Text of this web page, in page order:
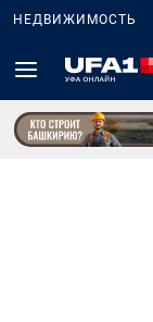
НЕДВИЖИМОСТЬ